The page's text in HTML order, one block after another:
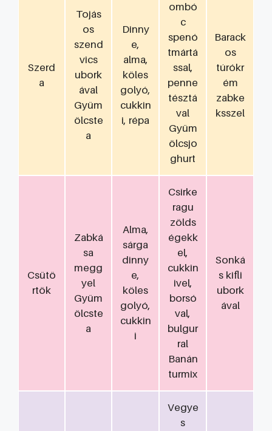
Szerd
a
Tojás
os
szend
vics
ubork
ával
Gyüm
ölcste
a
Dinny
e,
alma,
köles
golyó,
cukkin
i, répa
ombó
c
spenó
tmártá
ssal,
penne
tésztá
val
Gyüm
ölcsjo
ghurt
Barack
os
túrókr
ém
zabke
ksszel
Csütö
rtök
Zabká
sa
megg
yel
Gyüm
ölcste
a
Alma,
sárga
dinny
e,
köles
golyó,
cukkin
i
Csirke
ragu
zölds
égekk
el,
cukkin
ivel,
borsó
val,
bulgur
ral
Banán
turmix
Sonká
s kifli
ubork
ával
Vegye
s